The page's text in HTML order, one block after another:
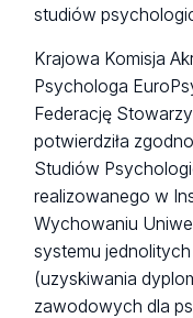
studiów
Krajowa Komisja
Psychologa
Federację
potwierdziła
Studiów
realizowanego w
Wychowaniu
systemu
(uzyskiwania
zawodowych dla